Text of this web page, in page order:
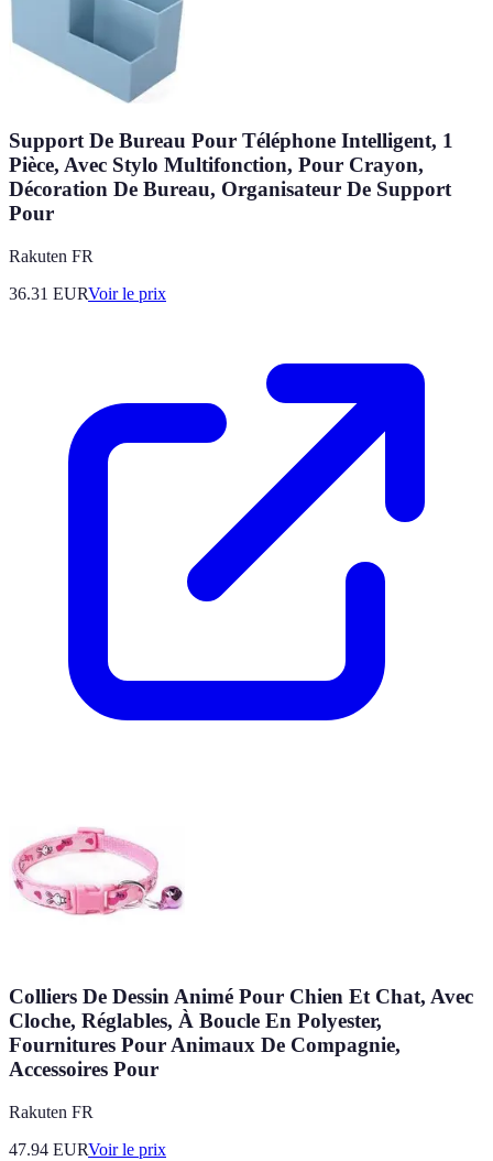
Support De Bureau Pour Téléphone Intelligent, 1
Pièce, Avec Stylo Multifonction, Pour Crayon,
Décoration De Bureau, Organisateur De Support
Pour
Rakuten FR
36.31 EURVoir le prix
Colliers De Dessin Animé Pour Chien Et Chat, Avec
Cloche, Réglables, À Boucle En Polyester,
Fournitures Pour Animaux De Compagnie,
Accessoires Pour
Rakuten FR
47.94 EURVoir le prix